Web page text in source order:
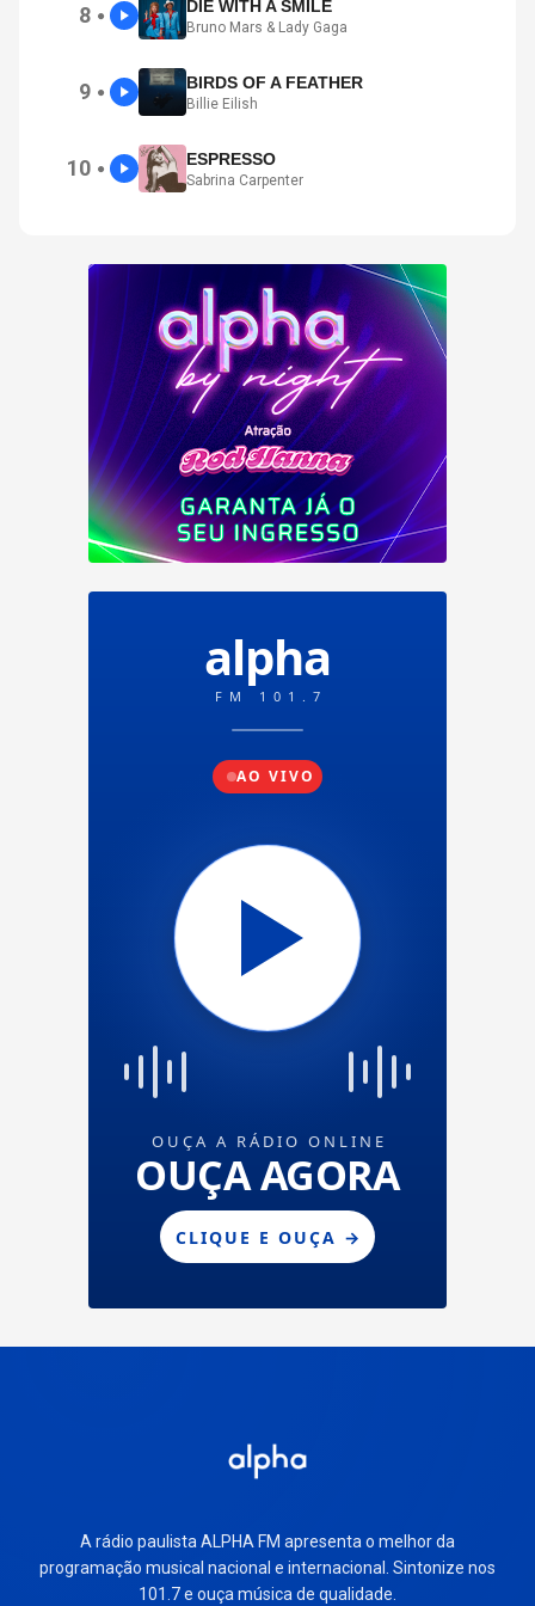
8 ● DIE WITH A SMILE
Bruno Mars & Lady Gaga
9 ● BIRDS OF A FEATHER
Billie Eilish
10 ● ESPRESSO
Sabrina Carpenter
A rádio paulista ALPHA FM apresenta o melhor da
programação musical nacional e internacional. Sintonize nos
101.7 e ouça música de qualidade.